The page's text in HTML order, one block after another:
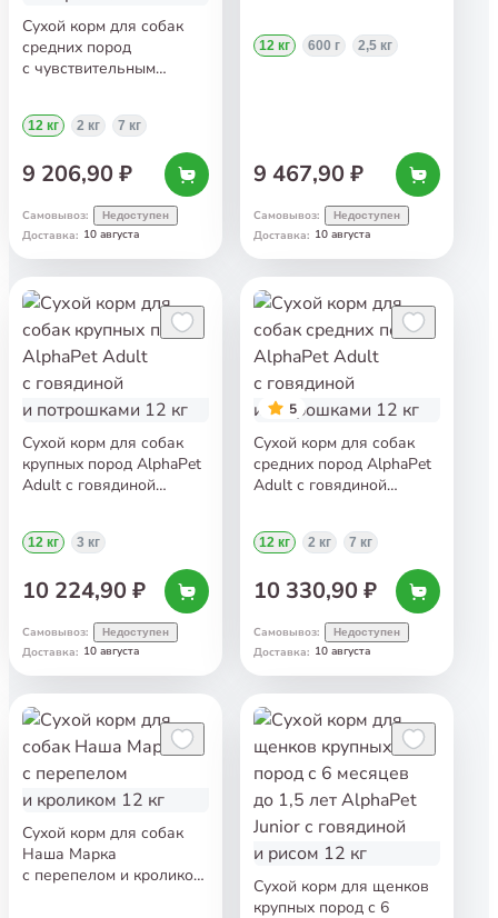
Сухой корм для собак
средних пород
с чувствительным
Sensitive с бараниной
и потрошками 12 кг
12 кг 2 кг 7 кг
9 206,90 ₽
Самовывоз: Недоступен
Доставка: 10 августа
12 кг 600 г 2,5 кг
9 467,90 ₽
Самовывоз: Недоступен
Доставка: 10 августа
Сухой корм для собак
крупных пород AlphaPet
Adult с говядиной
12 кг 3 кг
10 224,90 ₽
Самовывоз: Недоступен
Доставка: 10 августа
5
Сухой корм для собак
средних пород AlphaPet
Adult с говядиной
12 кг 2 кг 7 кг
10 330,90 ₽
Самовывоз: Недоступен
Доставка: 10 августа
Сухой корм для собак
Наша Марка
с перепелом и кроликом
Сухой корм для щенков
крупных пород с 6